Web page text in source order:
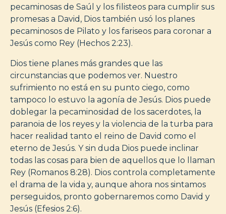
pecaminosas de Saúl y los filisteos para cumplir sus
promesas a David, Dios también usó los planes
pecaminosos de Pilato y los fariseos para coronar a
Jesús como Rey (Hechos 2:23).
Dios tiene planes más grandes que las
circunstancias que podemos ver. Nuestro
sufrimiento no está en su punto ciego, como
tampoco lo estuvo la agonía de Jesús. Dios puede
doblegar la pecaminosidad de los sacerdotes, la
paranoia de los reyes y la violencia de la turba para
hacer realidad tanto el reino de David como el
eterno de Jesús. Y sin duda Dios puede inclinar
todas las cosas para bien de aquellos que lo llaman
Rey (Romanos 8:28). Dios controla completamente
el drama de la vida y, aunque ahora nos sintamos
perseguidos, pronto gobernaremos como David y
Jesús (Efesios 2:6).